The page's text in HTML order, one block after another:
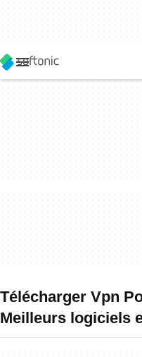
Télécharger Vpn
Meilleurs logiciels